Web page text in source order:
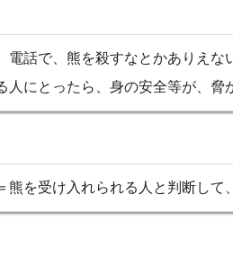
電話で、熊を殺すなとかありえな
人にとったら、身の安全等が、脅
熊を受け入れられる人と判断して